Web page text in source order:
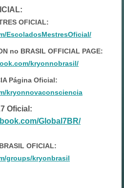
:
OFICIAL:
EscoladosMestresOficial/
no BRASIL OFFICIAL PAGE:
kryonnobrasil/
Página Oficial:
kryonnovaconsciencia
Oficial:
Global7BR/
OFICIAL:
groups/kryonbrasil